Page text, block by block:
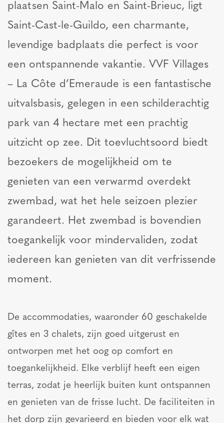
plaatsen Saint-Malo en Saint-Brieuc, ligt
Saint-Cast-le-Guildo, een charmante,
levendige badplaats die perfect is voor
een ontspannende vakantie. VVF Villages
– La Côte d’Emeraude is een fantastische
uitvalsbasis, gelegen in een schilderachtig
park van 4 hectare met een prachtig
uitzicht op zee. Dit toevluchtsoord biedt
bezoekers de mogelijkheid om te
genieten van een verwarmd overdekt
zwembad, wat het hele seizoen plezier
garandeert. Het zwembad is bovendien
toegankelijk voor mindervaliden, zodat
iedereen kan genieten van dit verfrissende
moment.
De accommodaties, waaronder 60 geschakelde
gîtes en 3 chalets, zijn goed uitgerust en
ontworpen met het oog op comfort en
toegankelijkheid. Elke verblijf heeft een eigen
terras, zodat je heerlijk buiten kunt ontspannen
en genieten van de frisse lucht. De faciliteiten in
het dorp zijn gevarieerd en bieden voor elk wat